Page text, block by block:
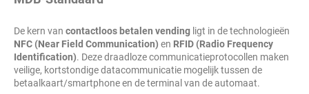
De kern van contactloos betalen vending ligt in de technologieën
NFC (Near Field Communication) en RFID (Radio Frequency
Identification). Deze draadloze communicatieprotocollen maken
veilige, kortstondige datacommunicatie mogelijk tussen de
betaalkaart/smartphone en de terminal van de automaat.